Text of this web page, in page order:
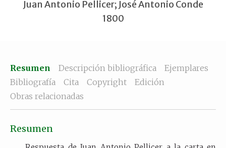
Juan Antonio Pellicer; José Antonio Conde
1800
Resumen Descripción bibliográfica
Ejemplares
Bibliografía
Cita Copyright
Edición
Obras relacionadas
Resumen